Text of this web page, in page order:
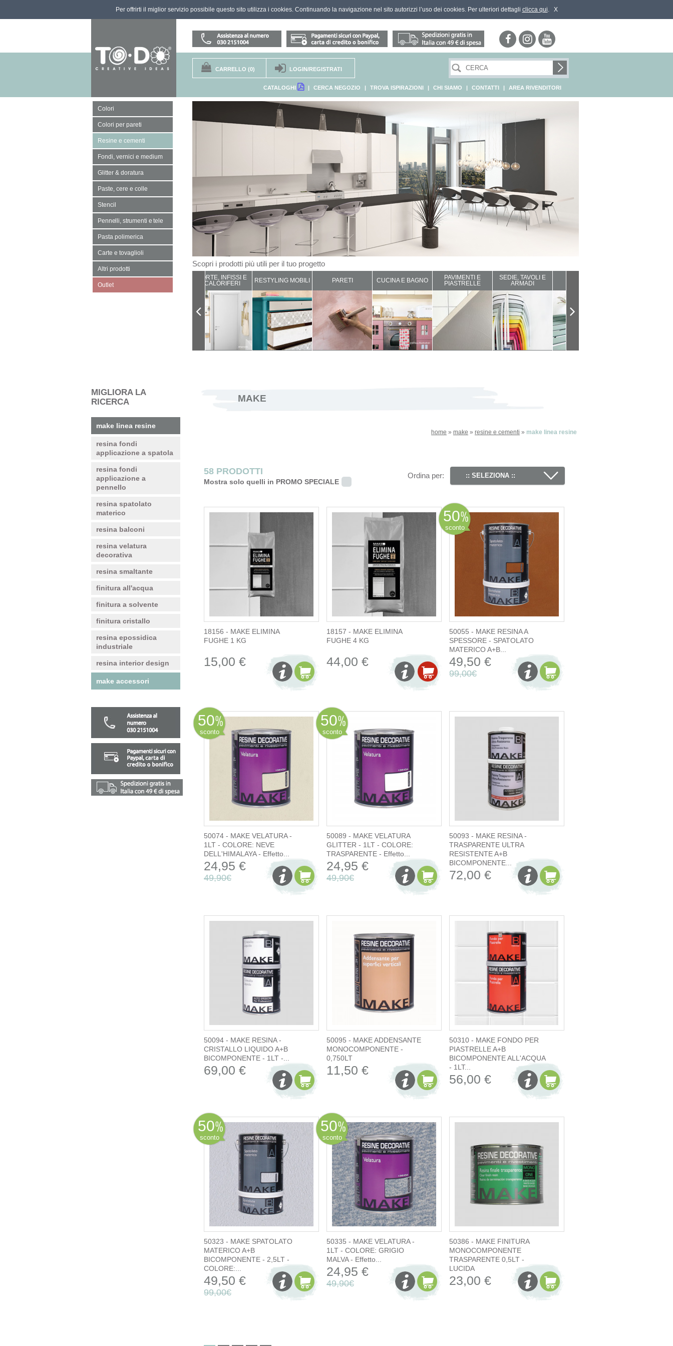
Per offrirti il miglior servizio possibile questo sito utilizza i cookies. Continuando la navigazione nel sito autorizzi l’uso dei cookies. Per ulteriori dettagli clicca qui. X
CARRELLO (0) LOGIN/REGISTRATI
CATALOGHI | CERCA NEGOZIO | TROVA ISPIRAZIONI | CHI SIAMO | CONTATTI | AREA RIVENDITORI
Colori
Colori per pareti
Resine e cementi
Fondi, vernici e medium
Glitter & doratura
Paste, cere e colle
Stencil
Pennelli, strumenti e tele
Pasta polimerica
Carte e tovaglioli
Altri prodotti
Outlet
Scopri i prodotti più utili per il tuo progetto
PORTE, INFISSI E
CALORIFERI
RESTYLING MOBILI PARETI CUCINA E BAGNO
PAVIMENTI E
PIASTRELLE
SEDIE, TAVOLI E
ARMADI
MIGLIORA LA
RICERCA
make linea resine
resina fondi
applicazione a spatola
resina fondi
applicazione a
pennello
resina spatolato
materico
resina balconi
resina velatura
decorativa
resina smaltante
finitura all'acqua
finitura a solvente
finitura cristallo
resina epossidica
industriale
resina interior design
make accessori
MAKE
home » make » resine e cementi » make linea resine
58 PRODOTTI
Mostra solo quelli in PROMO SPECIALE
Ordina per: :: SELEZIONA ::
18156 - MAKE ELIMINA
FUGHE 1 KG
15,00 €
18157 - MAKE ELIMINA
FUGHE 4 KG
44,00 €
50
sconto
50055 - MAKE RESINA A
SPESSORE - SPATOLATO
MATERICO A+B...
49,50 €
99,00€
50
sconto
50074 - MAKE VELATURA -
1LT - COLORE: NEVE
DELL'HIMALAYA - Effetto...
24,95 €
49,90€
50
sconto
50089 - MAKE VELATURA
GLITTER - 1LT - COLORE:
TRASPARENTE - Effetto...
24,95 €
49,90€
50093 - MAKE RESINA -
TRASPARENTE ULTRA
RESISTENTE A+B
BICOMPONENTE...
72,00 €
50094 - MAKE RESINA -
CRISTALLO LIQUIDO A+B
BICOMPONENTE - 1LT -...
69,00 €
50095 - MAKE ADDENSANTE
MONOCOMPONENTE -
0,750LT
11,50 €
50310 - MAKE FONDO PER
PIASTRELLE A+B
BICOMPONENTE ALL'ACQUA
- 1LT...
56,00 €
50
sconto
50323 - MAKE SPATOLATO
MATERICO A+B
BICOMPONENTE - 2,5LT -
COLORE:...
49,50 €
99,00€
50
sconto
50335 - MAKE VELATURA -
1LT - COLORE: GRIGIO
MALVA - Effetto...
24,95 €
49,90€
50386 - MAKE FINITURA
MONOCOMPONENTE
TRASPARENTE 0,5LT -
LUCIDA
23,00 €